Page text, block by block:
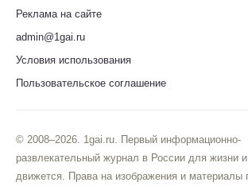
Реклама на сайте
admin@1gai.ru
Условия использования
Пользовательское соглашение
© 2008–2026. 1gai.ru. Первый информационно-
развлекательный журнал в России для жизни
движется. Права на изображения и материалы